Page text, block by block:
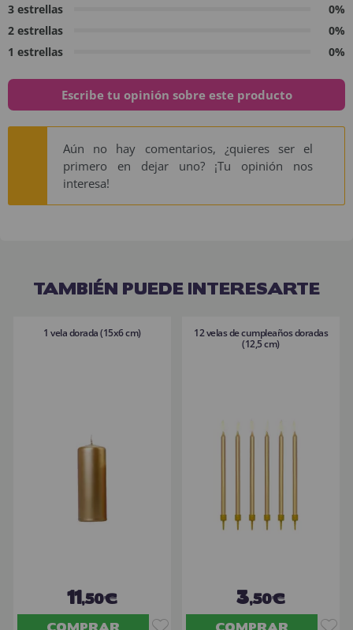
3 estrellas
0%
2 estrellas
0%
1 estrellas
0%
Escribe tu opinión sobre este producto
Aún no hay comentarios, ¿quieres ser el
primero en dejar uno? ¡Tu opinión nos
interesa!
TAMBIÉN PUEDE INTERESARTE
1 vela dorada (15x6 cm)
11,50€
COMPRAR
12 velas de cumpleaños doradas
(12,5 cm)
3,50€
COMPRAR